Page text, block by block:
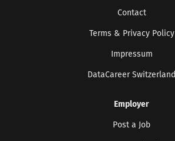
Contact
Terms & Privacy Policy
Impressum
DataCareer Switzerland
Employer
Post a Job